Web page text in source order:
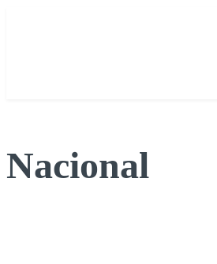
Nacional